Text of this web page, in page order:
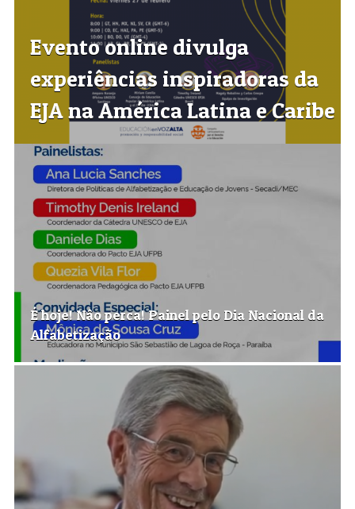
Evento online divulga
experiências inspiradoras da
EJA na América Latina e Caribe
É hoje! Nâo perca! Painel pelo Dia Nacional da
Alfabetização